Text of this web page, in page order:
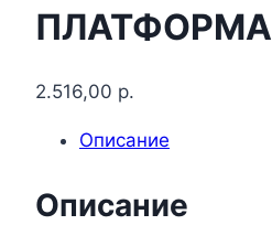
ПЛАТФОРМА
2.516,00 р.
Описание
Описание